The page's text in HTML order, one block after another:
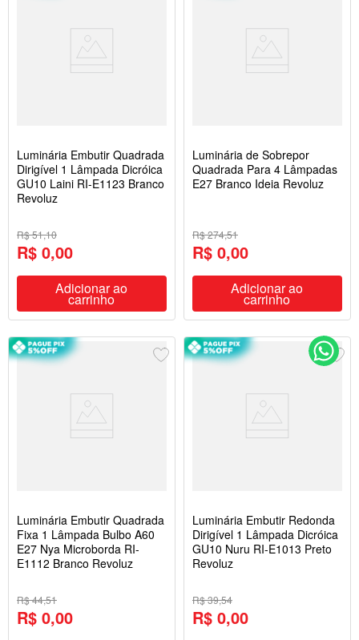
Luminária Embutir Quadrada
Dirigível 1 Lâmpada Dicróica
GU10 Laini RI-E1123 Branco
Revoluz
R$ 51,10
R$ 0,00
Adicionar ao
carrinho
Luminária de Sobrepor
Quadrada Para 4 Lâmpadas
E27 Branco Ideia Revoluz
R$ 274,51
R$ 0,00
Adicionar ao
carrinho
Luminária Embutir Quadrada
Fixa 1 Lâmpada Bulbo A60
E27 Nya Microborda RI-
E1112 Branco Revoluz
R$ 44,51
R$ 0,00
Luminária Embutir Redonda
Dirigível 1 Lâmpada Dicróica
GU10 Nuru RI-E1013 Preto
Revoluz
R$ 39,54
R$ 0,00